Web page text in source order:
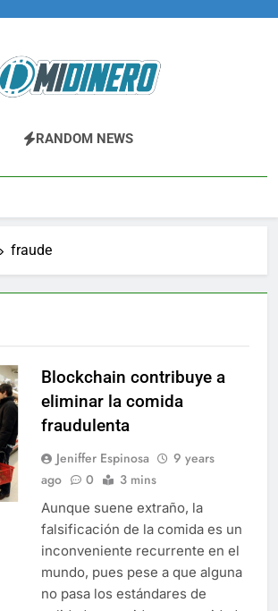
Midinero.co
Fintech, Criptomonedas
RANDOM NEWS
fraude
Blockchain contribuye a
eliminar la comida
fraudulenta
Jeniffer Espinosa
9 years
ago
0 3 mins
Aunque suene extraño, la
falsificación de la comida es un
inconveniente recurrente en el
mundo, pues pese a que alguna
no pasa los estándares de